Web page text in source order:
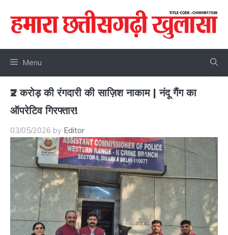
content
Menu
₹2 करोड़ की रंगदारी की साज़िश नाकाम | नंदू गैंग का
ऑपरेटिव गिरफ्तार!
03/05/2026 by Editor